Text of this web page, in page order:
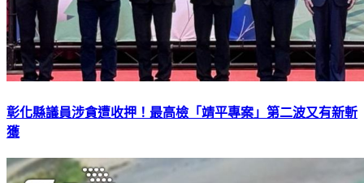
彰化縣議員涉貪遭收押！最高檢「靖平專案」第二波又有新斬
獲